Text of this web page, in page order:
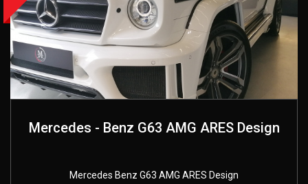
Mercedes - Benz G63 AMG ARES Design
Mercedes Benz G63 AMG ARES Design